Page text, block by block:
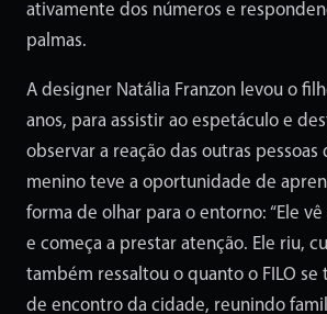
ativamente dos números e
palmas.
A designer Natália Franzon levou o
anos, para assistir ao espetáculo e
observar a reação das outras pessoas
menino teve a oportunidade de
forma de olhar para o entorno: “Ele
e começa a prestar atenção. Ele riu,
também ressaltou o quanto o FILO
de encontro da cidade, reunindo